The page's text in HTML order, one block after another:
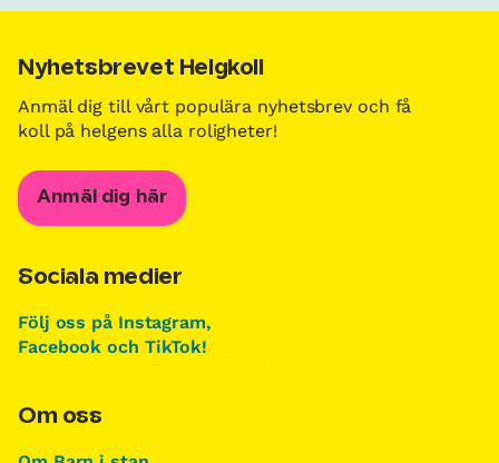
Nyhetsbrevet Helgkoll
Anmäl dig till vårt populära nyhetsbrev och få
koll på helgens alla roligheter!
Anmäl dig här
Sociala medier
Följ oss på Instagram,
Facebook och TikTok!
Om oss